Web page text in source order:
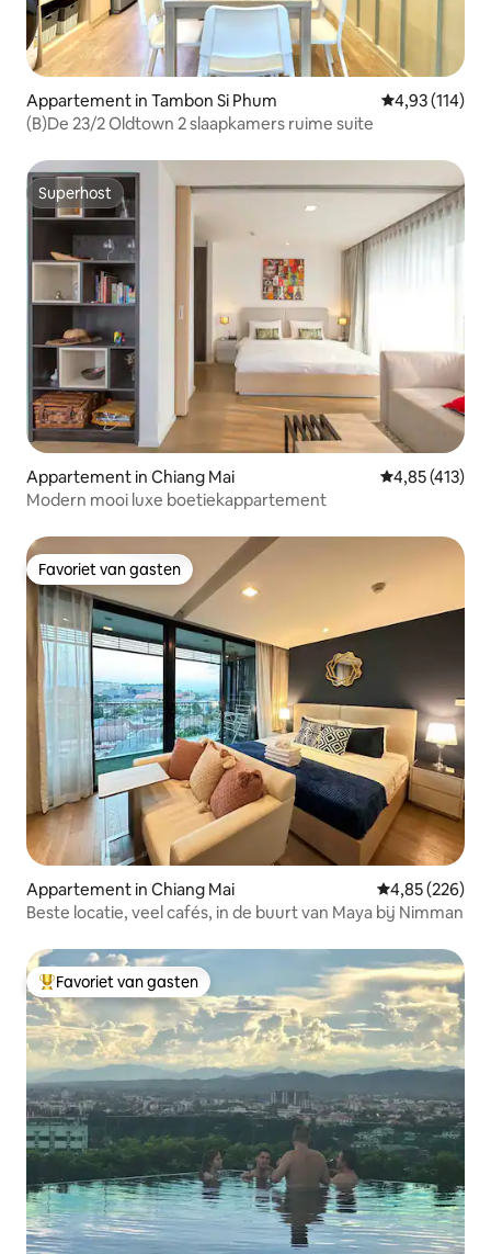
Appartement in Tambon Si Phum Gemiddelde
4,93 (114)
(B)De 23/2 Oldtown 2 slaapkamers ruime suite
Superhost
Superhost
Appartement in Chiang Mai Gemiddelde
4,85 (413)
Modern mooi luxe boetiekappartement
Favoriet van gasten
Favoriet van gasten
Appartement in Chiang Mai Gemiddelde
4,85 (226)
Beste locatie, veel cafés, in de buurt van Maya bij Nimman
Topfavoriet van gasten
Favoriet van gasten